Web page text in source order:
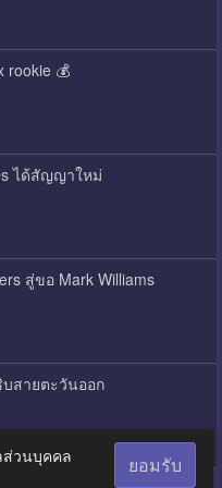
rookie 💰
ได้สัญญาใหม่
สู่ขอ Mark Williams
สายตะวันออก
ส่วนบุคคล
ยอมรับ